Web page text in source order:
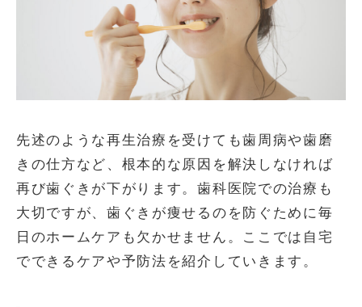
先述のような再生治療を受けても歯周病や歯磨
きの仕方など、根本的な原因を解決しなければ
再び歯ぐきが下がります。歯科医院での治療も
大切ですが、歯ぐきが痩せるのを防ぐために毎
日のホームケアも欠かせません。ここでは自宅
でできるケアや予防法を紹介していきます。